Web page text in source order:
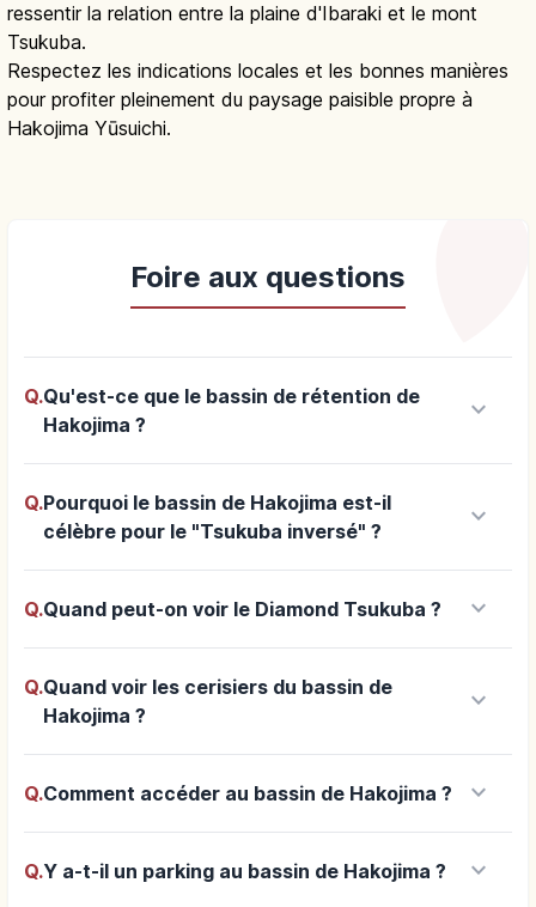
ressentir la relation entre la plaine d'Ibaraki et le mont
Tsukuba.
Respectez les indications locales et les bonnes manières
pour profiter pleinement du paysage paisible propre à
Hakojima Yūsuichi.
Foire aux questions
Q.Qu'est-ce que le bassin de rétention de
Hakojima ?
keyboard_arrow_down
Q.Pourquoi le bassin de Hakojima est-il
célèbre pour le "Tsukuba inversé" ?
keyboard_arrow_down
Q.Quand peut-on voir le Diamond Tsukuba ? keyboard_arrow_down
Q.Quand voir les cerisiers du bassin de
Hakojima ?
keyboard_arrow_down
Q.Comment accéder au bassin de Hakojima ? keyboard_arrow_down
Q.Y a-t-il un parking au bassin de Hakojima ? keyboard_arrow_down